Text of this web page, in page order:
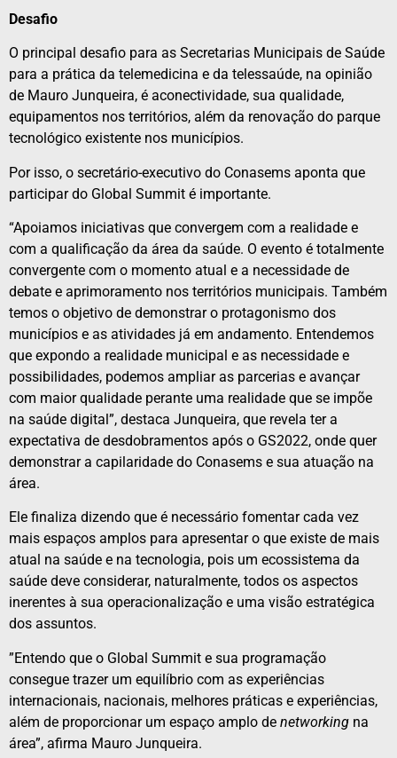
Desafio
O principal desafio para as Secretarias Municipais de Saúde
para a prática da telemedicina e da telessaúde, na opinião
de Mauro Junqueira, é aconectividade, sua qualidade,
equipamentos nos territórios, além da renovação do parque
tecnológico existente nos municípios.
Por isso, o secretário-executivo do Conasems aponta que
participar do Global Summit é importante.
“Apoiamos iniciativas que convergem com a realidade e
com a qualificação da área da saúde. O evento é totalmente
convergente com o momento atual e a necessidade de
debate e aprimoramento nos territórios municipais. Também
temos o objetivo de demonstrar o protagonismo dos
municípios e as atividades já em andamento. Entendemos
que expondo a realidade municipal e as necessidade e
possibilidades, podemos ampliar as parcerias e avançar
com maior qualidade perante uma realidade que se impõe
na saúde digital”, destaca Junqueira, que revela ter a
expectativa de desdobramentos após o GS2022, onde quer
demonstrar a capilaridade do Conasems e sua atuação na
área.
Ele finaliza dizendo que é necessário fomentar cada vez
mais espaços amplos para apresentar o que existe de mais
atual na saúde e na tecnologia, pois um ecossistema da
saúde deve considerar, naturalmente, todos os aspectos
inerentes à sua operacionalização e uma visão estratégica
dos assuntos.
”Entendo que o Global Summit e sua programação
consegue trazer um equilíbrio com as experiências
internacionais, nacionais, melhores práticas e experiências,
além de proporcionar um espaço amplo de networking na
área”, afirma Mauro Junqueira.